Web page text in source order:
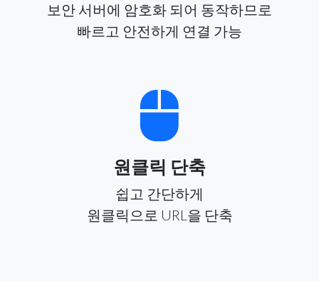
보안 서버에 암호화 되어 동작하므로
빠르고 안전하게 연결 가능
원클릭 단축
쉽고 간단하게
원클릭으로 URL을 단축